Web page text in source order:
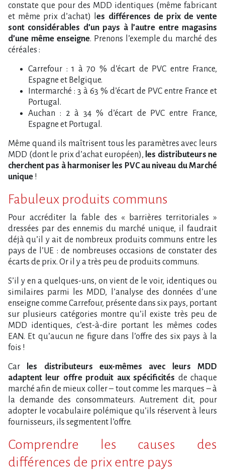
constate que pour des MDD identiques (même fabricant
et même prix d’achat) les différences de prix de vente
sont considérables d’un pays à l’autre entre magasins
d’une même enseigne. Prenons l’exemple du marché des
céréales :
Carrefour : 1 à 70 % d’écart de PVC entre France,
Espagne et Belgique.
Intermarché : 3 à 63 % d’écart de PVC entre France et
Portugal.
Auchan : 2 à 34 % d’écart de PVC entre France,
Espagne et Portugal.
Même quand ils maîtrisent tous les paramètres avec leurs
MDD (dont le prix d’achat européen), les distributeurs ne
cherchent pas à harmoniser les PVC au niveau du Marché
unique !
Fabuleux produits communs
Pour accréditer la fable des « barrières territoriales »
dressées par des ennemis du marché unique, il faudrait
déjà qu’il y ait de nombreux produits communs entre les
pays de l’UE : de nombreuses occasions de constater des
écarts de prix. Or il y a très peu de produits communs.
S’il y en a quelques-uns, on vient de le voir, identiques ou
similaires parmi les MDD, l’analyse des données d’une
enseigne comme Carrefour, présente dans six pays, portant
sur plusieurs catégories montre qu’il existe très peu de
MDD identiques, c’est-à-dire portant les mêmes codes
EAN. Et qu’aucun ne figure dans l’offre des six pays à la
fois !
Car
les distributeurs eux-mêmes avec leurs MDD
adaptent leur offre produit aux spécificités de chaque
marché afin de mieux coller – tout comme les marques – à
la demande des consommateurs. Autrement dit, pour
adopter le vocabulaire polémique qu’ils réservent à leurs
fournisseurs, ils segmentent l’offre.
Comprendre les causes des
différences de prix entre pays